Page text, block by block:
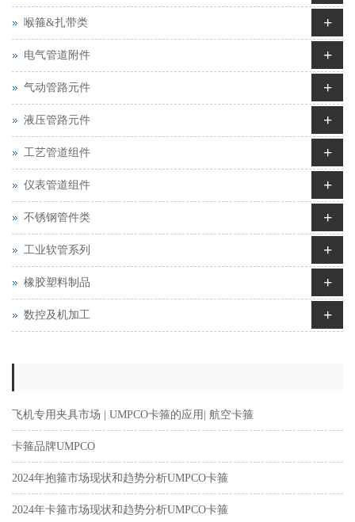
喉箍&扎带类 +
电气管道附件 +
气动管路元件 +
液压管路元件 +
工艺管道组件 +
仪表管道组件 +
不锈钢管件类 +
工业软管系列 +
橡胶塑料制品 +
数控及机加工 +
飞机专用夹具市场 | UMPCO卡箍的应用| 航空卡箍
卡箍品牌UMPCO
2024年抱箍市场现状和趋势分析UMPCO卡箍
2024年卡箍市场现状和趋势分析UMPCO卡箍